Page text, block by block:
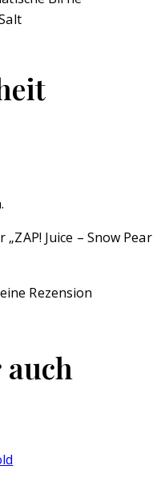
Juice – Snow Pear
Rezension